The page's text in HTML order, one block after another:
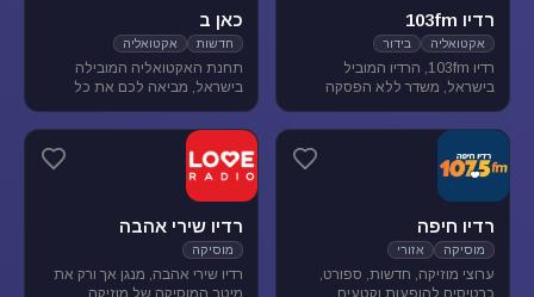
רדיו 103fm
אקטואליה בידור
רדיו 103fm, הרדיו המוביל
בישראל, משדר ללא הפסקה
וסאטירה, עם מיטב המגישים
והעיתונאים
כאן ב
חדשות אקטואליה
תחנת האקטואליה המובילה
בישראל, מביאה לכם את כל
והפרשנויות, של האירועים שעל
סדר היום הישראלי.
רדיו חיפה
מוסיקה אזורי
ערוצי מוזיקה, חדשות, ספורט,
כרטיסים להופעות וקטעים
רדיו שירי אהבה
מוסיקה
רדיו שירי אהבה, מנגן אך ורק את
מיטב המוסיקה של מוזיקה